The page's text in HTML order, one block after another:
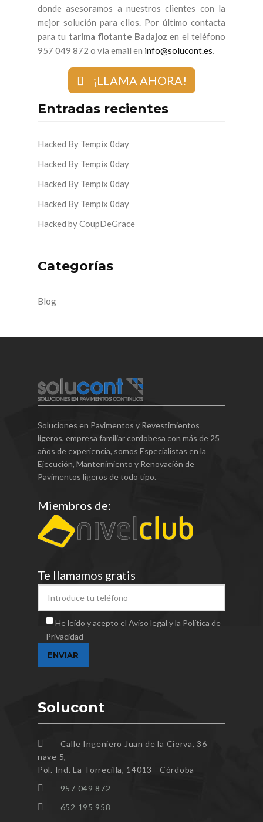
donde asesoramos a nuestros clientes con la
mejor solución para ellos. Por último contacta
para tu tarima flotante Badajoz en el teléfono
957 049 872 o vía email en info@solucont.es.
¡LLAMA AHORA!
Entradas recientes
Hacked By Tempix 0day
Hacked By Tempix 0day
Hacked By Tempix 0day
Hacked By Tempix 0day
Hacked by CoupDeGrace
Categorías
Blog
Soluciones en Pavimentos y Revestimientos
ligeros, empresa familiar cordobesa con más de 25
años de experiencia, somos Especialistas en la
Ejecución, Mantenimiento y Renovación de
Pavimentos ligeros de todo tipo.
Miembros de:
Te llamamos gratis
He leído y acepto el Aviso legal y la Política de
Privacidad
Solucont
Calle Ingeniero Juan de la Cierva, 36
nave 5,
Pol. Ind. La Torrecilla, 14013 - Córdoba
957 049 872
652 195 958